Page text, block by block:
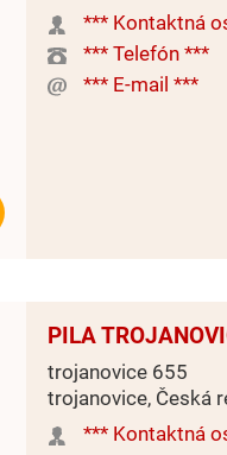
*** Kontaktná
*** Telefón ***
*** E-mail ***
PILA
trojanovice 655
trojanovice, Česká
*** Kontaktná